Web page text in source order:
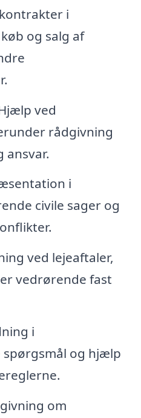
i
og salg af
ved
rådgivning
ansvar.
i
civile sager og
ved lejeaftaler,
vedrørende fast
i
og hjælp
om